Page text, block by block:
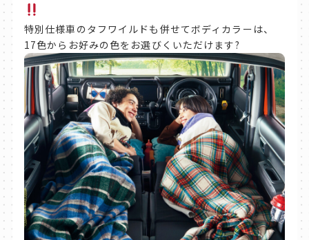
特別仕様車のタフワイルドも併せてボディカラーは、
17色からお好みの色をお選びくいただけます?